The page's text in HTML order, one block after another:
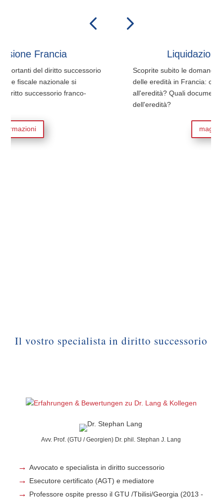
successorio
si
franco-
Liquidazione delle
Scoprite subito le domande più importanti
delle eredità in Francia: come si può
all'eredità? Quali documenti sono necessari
maggiori informazioni
Il vostro specialista in diritto successorio
Avv. Prof. (GTU / Georgien) Dr. phil. Stephan J. Lang
Avvocato e specialista in diritto successorio
Esecutore certificato (AGT) e mediatore
Professore ospite presso il GTU /Tbilisi/Georgia (2013 -